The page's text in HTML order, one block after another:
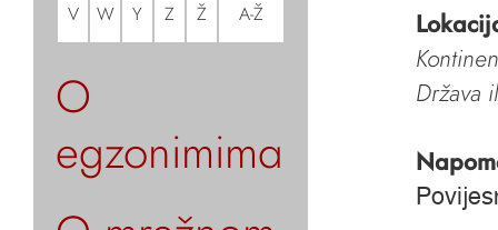
V W Y Z Ž A-Ž
O
egzonimima
Država